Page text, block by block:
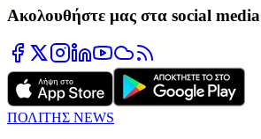
Ακολουθήστε μας στα social media
ΠΟΛΙΤΗΣ NEWS